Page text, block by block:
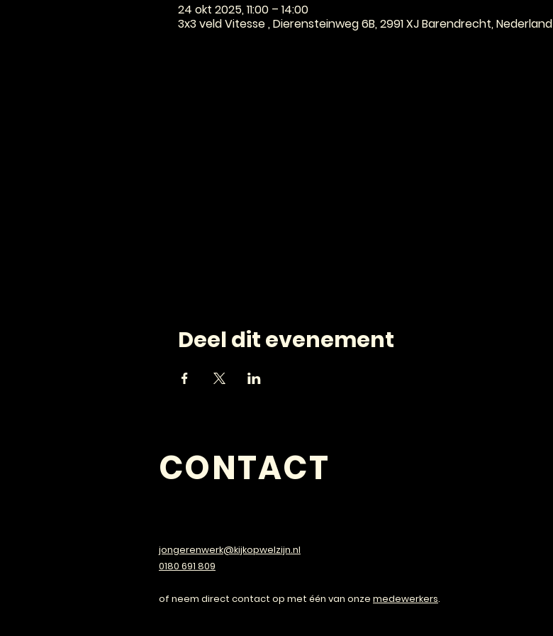
24 okt 2025, 11:00 – 14:00
3x3 veld Vitesse , Dierensteinweg 6B, 2991 XJ Barendrecht, Nederland
Deel dit evenement
jongerenwerk@kijkopwelzijn.nl
0180 691 809
of neem direct contact op met één van onze medewerkers.
CONTACT